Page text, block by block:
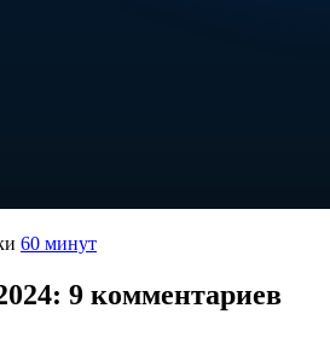
60 минут
: 9 комментариев